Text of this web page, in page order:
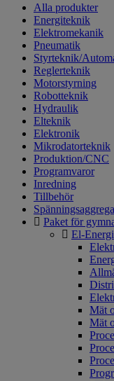
Alla produkter
Energiteknik
Elektromekanik
Pneumatik
Styrteknik/
Reglerteknik
Motorstyrning
Robotteknik
Hydraulik
Elteknik
Elektronik
Mikrodatorteknik
Produktion/CNC
Programvaror
Inredning
Tillbehör
Paket för
El-
Mät
Mät